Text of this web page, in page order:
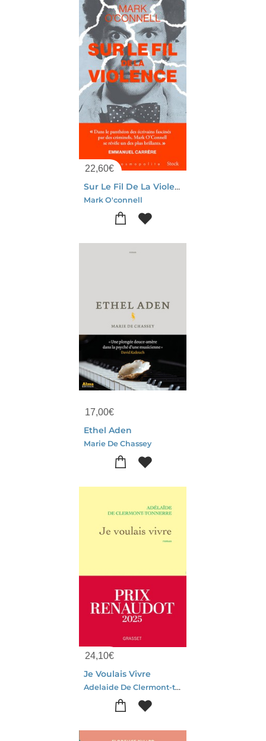
22,60€
Sur Le Fil De La Violence : Une Histoire De Verite, D'invention Et De Meurtre
Mark O'connell
17,00€
Ethel Aden
Marie De Chassey
24,10€
Je Voulais Vivre
Adelaide De Clermont-tonnerre